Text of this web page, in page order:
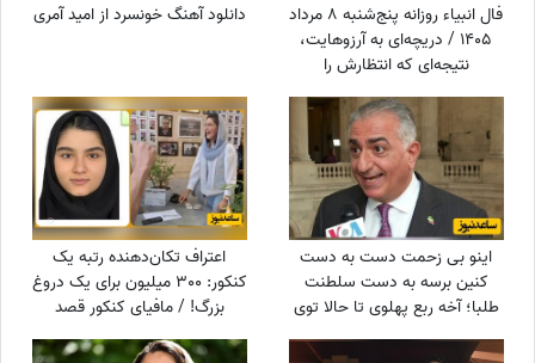
فال انبیاء روزانه پنج‌شنبه 8 مرداد
1405 / دریچه‌ای به آرزوهایت،
نتیجه‌ای که انتظارش را
می‌کشیدی در راه است، یک
فرصت طلایی، یک لحظه تغییر
زندگی
دانلود آهنگ خونسرد از امید آمری
اینو بی زحمت دست به دست
کنین برسه به دست سلطنت
طلبا؛ آخه ربع پهلوی تا حالا توی
دعوای محله‌ای هم شرکت نکرده
اعتراف تکان‌دهنده رتبه یک
کنکور: 300 میلیون برای یک دروغ
بزرگ! / مافیای کنکور قصد
داشت...